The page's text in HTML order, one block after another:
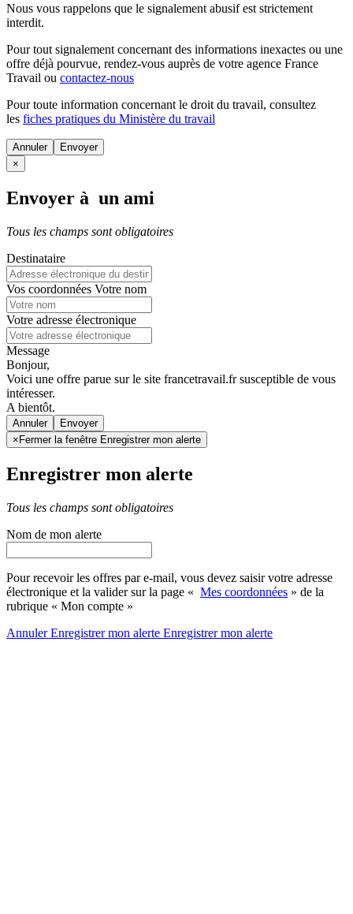
Nous vous rappelons que le signalement abusif est strictement
interdit.
Pour tout signalement concernant des informations inexactes ou une
offre déjà pourvue, rendez-vous auprès de votre agence France
Travail ou contactez-nous
Pour toute information concernant le droit du travail, consultez
les fiches pratiques du Ministère du travail
Annuler
×
Envoyer à un ami
Tous les champs sont obligatoires
Destinataire
Vos coordonnées Votre nom
Votre adresse électronique
Message
Bonjour,
Voici une offre parue sur le site francetravail.fr susceptible de vous
intéresser.
A bientôt.
Annuler
× Fermer la fenêtre Enregistrer mon alerte
Enregistrer mon alerte
Tous les champs sont obligatoires
Nom de mon alerte
Pour recevoir les offres par e-mail, vous devez saisir votre adresse
électronique et la valider sur la page « Mes coordonnées » de la
rubrique « Mon compte »
AnnulerEnregistrer mon alerte Enregistrermon alerte